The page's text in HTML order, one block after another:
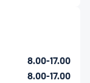
8.00-17.00
8.00-17.00